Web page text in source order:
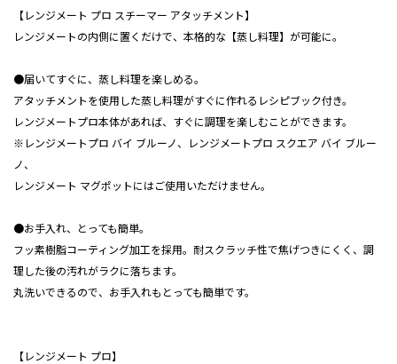
【レンジメート プロ スチーマー アタッチメント】
レンジメートの内側に置くだけで、本格的な【蒸し料理】が可能に。
●届いてすぐに、蒸し料理を楽しめる。
アタッチメントを使用した蒸し料理がすぐに作れるレシピブック付き。
レンジメートプロ本体があれば、すぐに調理を楽しむことができます。
※レンジメートプロ バイ ブルーノ、レンジメートプロ スクエア バイ ブルー
ノ、
レンジメート マグポットにはご使用いただけません。
●お手入れ、とっても簡単。
フッ素樹脂コーティング加工を採用。耐スクラッチ性で焦げつきにくく、調
理した後の汚れがラクに落ちます。
丸洗いできるので、お手入れもとっても簡単です。
【レンジメート プロ】